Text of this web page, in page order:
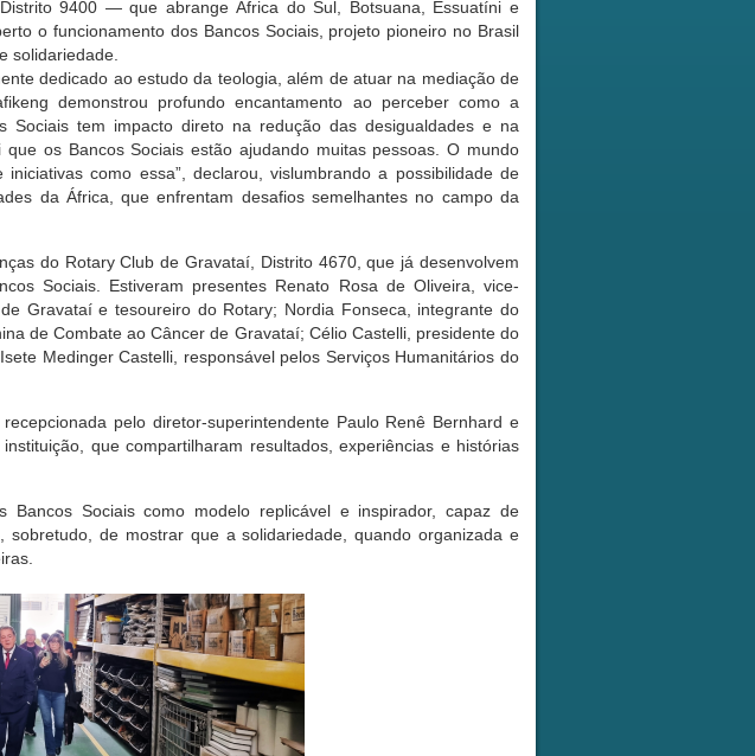
9400 — que abrange África do Sul, Botsuana, Essuatíni e
o funcionamento dos Bancos Sociais, projeto pioneiro no Brasil
solidariedade.
dedicado ao estudo da teologia, além de atuar na mediação de
demonstrou profundo encantamento ao perceber como a
Sociais tem impacto direto na redução das desigualdades e na
que os Bancos Sociais estão ajudando muitas pessoas. O mundo
como essa”, declarou, vislumbrando a possibilidade de
da África, que enfrentam desafios semelhantes no campo da
do Rotary Club de Gravataí, Distrito 4670, que já desenvolvem
Sociais. Estiveram presentes Renato Rosa de Oliveira, vice-
Gravataí e tesoureiro do Rotary; Nordia Fonseca, integrante do
de Combate ao Câncer de Gravataí; Célio Castelli, presidente do
Medinger Castelli, responsável pelos Serviços Humanitários do
pelo diretor-superintendente Paulo Renê Bernhard e
que compartilharam resultados, experiências e histórias
Bancos Sociais como modelo replicável e inspirador, capaz de
sobretudo, de mostrar que a solidariedade, quando organizada e